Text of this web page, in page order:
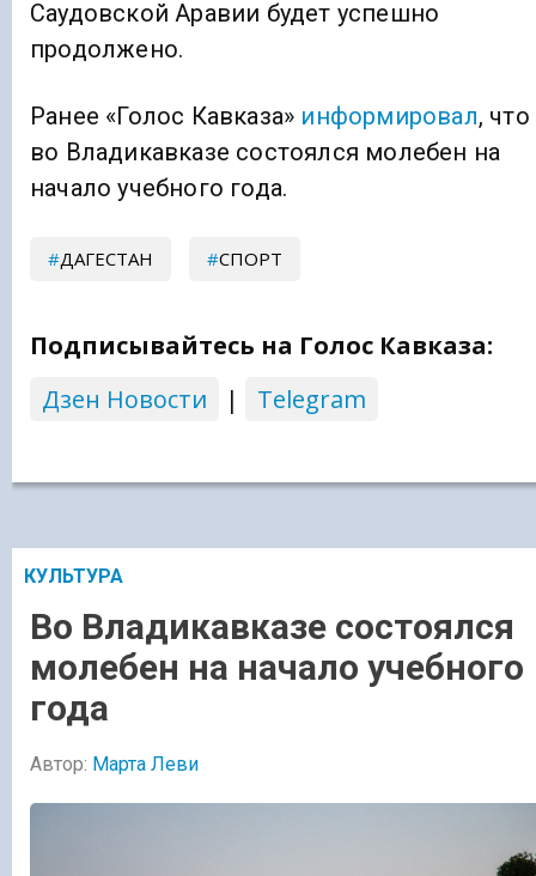
Саудовской Аравии будет успешно
продолжено.
Ранее «Голос Кавказа» информировал, что
во Владикавказе состоялся молебен на
начало учебного года.
ДАГЕСТАН СПОРТ
Подписывайтесь на Голос Кавказа:
Дзен Новости
| Telegram
КУЛЬТУРА
Во Владикавказе состоялся
молебен на начало учебного
года
Автор: Марта Леви